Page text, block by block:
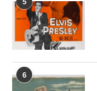
5
6